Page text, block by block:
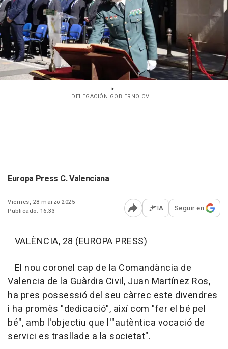
DELEGACIÓN GOBIERNO CV
Europa Press C. Valenciana
Viernes, 28 marzo 2025
Publicado: 16:33
Abrir opciones para
IA Seguir en
VALÈNCIA, 28 (EUROPA PRESS)
El nou coronel cap de la Comandància de
Valencia de la Guàrdia Civil, Juan Martínez Ros,
ha pres possessió del seu càrrec este divendres
i ha promès "dedicació", així com "fer el bé pel
bé", amb l'objectiu que l'"autèntica vocació de
servici es trasllade a la societat".